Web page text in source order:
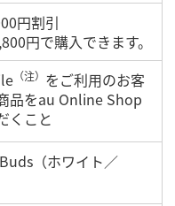
円割引
円で購入できます。
（注） をご利用のお客
品をau Online Shop
くこと
（ホワイト／